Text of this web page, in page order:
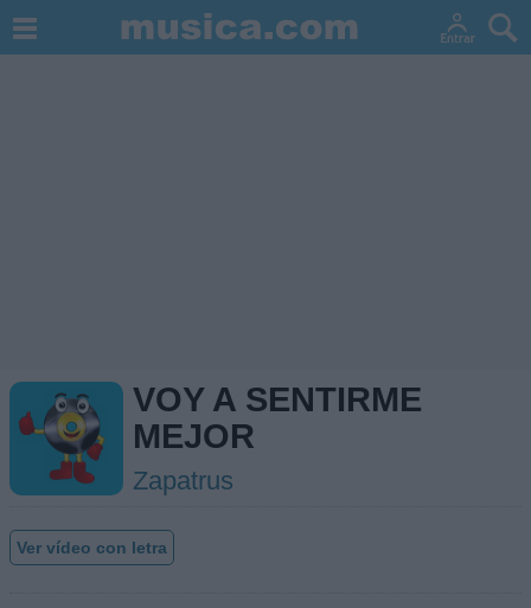
VOY A SENTIRME
MEJOR
Zapatrus
Ver vídeo con letra